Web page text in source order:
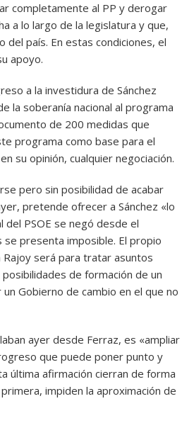
completamente al PP y derogar
a lo largo de la legislatura y que,
del país. En estas condiciones, el
apoyo.
a la investidura de Sánchez
la soberanía nacional al programa
de 200 medidas que
programa como base para el
su opinión, cualquier negociación.
pero sin posibilidad de acabar
pretende ofrecer a Sánchez «lo
PSOE se negó desde el
presenta imposible. El propio
Rajoy será para tratar asuntos
de formación de un
Gobierno de cambio en el que no
ayer desde Ferraz, es «ampliar
que puede poner punto y
última afirmación cierran de forma
impiden la aproximación de